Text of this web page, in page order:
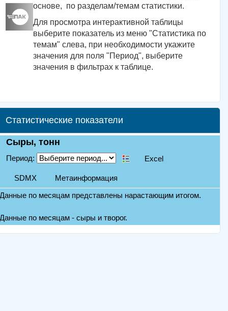
основе, по разделам/темам статистики.
Для просмотра интерактивной таблицы
выберите показатель из меню "Статистика по
темам" слева, при необходимости укажите
значения для поля "Период", выберите
значения в фильтрах к таблице.
Статистические показатели